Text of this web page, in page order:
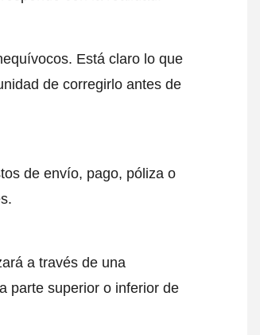
Está claro lo que
de corregirlo antes de
de envío, pago, póliza o
a través de una
parte superior o inferior de